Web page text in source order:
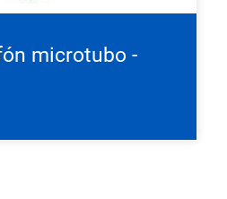
microtubo -